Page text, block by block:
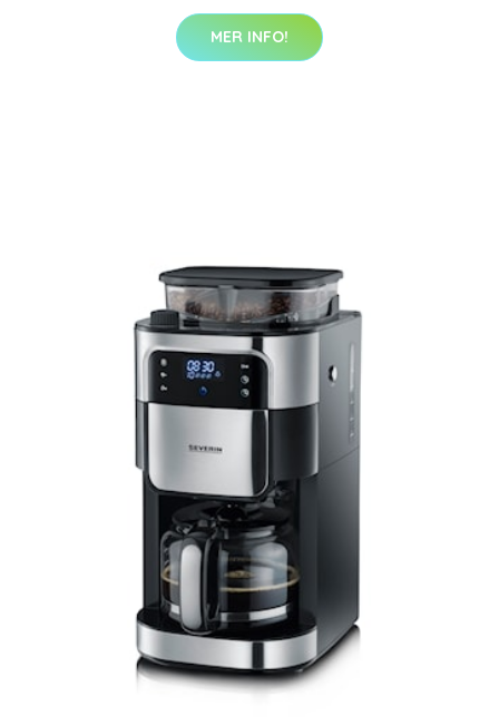
MER INFO!